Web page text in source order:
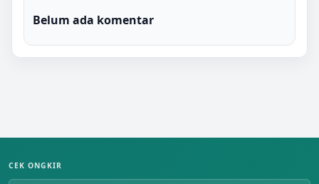
Belum ada komentar
CEK ONGKIR